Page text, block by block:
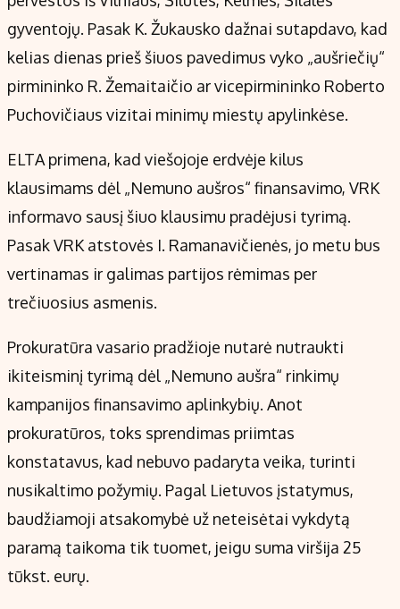
gyventojų. Pasak K. Žukausko dažnai sutapdavo, kad
kelias dienas prieš šiuos pavedimus vyko „aušriečių“
pirmininko R. Žemaitaičio ar vicepirmininko Roberto
Puchovičiaus vizitai minimų miestų apylinkėse.
ELTA primena, kad viešojoje erdvėje kilus
klausimams dėl „Nemuno aušros“ finansavimo, VRK
informavo sausį šiuo klausimu pradėjusi tyrimą.
Pasak VRK atstovės I. Ramanavičienės, jo metu bus
vertinamas ir galimas partijos rėmimas per
trečiuosius asmenis.
Prokuratūra vasario pradžioje nutarė nutraukti
ikiteisminį tyrimą dėl „Nemuno aušra“ rinkimų
kampanijos finansavimo aplinkybių. Anot
prokuratūros, toks sprendimas priimtas
konstatavus, kad nebuvo padaryta veika, turinti
nusikaltimo požymių. Pagal Lietuvos įstatymus,
baudžiamoji atsakomybė už neteisėtai vykdytą
paramą taikoma tik tuomet, jeigu suma viršija 25
tūkst. eurų.